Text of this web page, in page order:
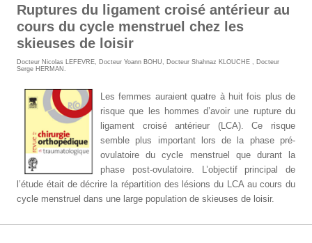
Ruptures du ligament croisé antérieur au
cours du cycle menstruel chez les
skieuses de loisir
Docteur Nicolas LEFEVRE Docteur Yoann BOHU Docteur Shahnaz KLOUCHE
Docteur
Serge HERMAN
Les femmes auraient quatre à huit fois plus de
risque que les hommes d’avoir une rupture du
ligament croisé antérieur (LCA). Ce risque
semble plus important lors de la phase pré-
ovulatoire du cycle menstruel que durant la
phase post-ovulatoire. L’objectif principal de
l’étude était de décrire la répartition des lésions du LCA au cours du
cycle menstruel dans une large population de skieuses de loisir.